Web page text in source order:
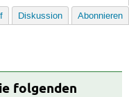
Diskussion Abonnieren
folgenden